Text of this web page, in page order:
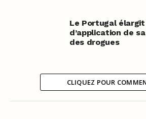
Le Portugal
d’application de
des drogues
CLIQUEZ POUR